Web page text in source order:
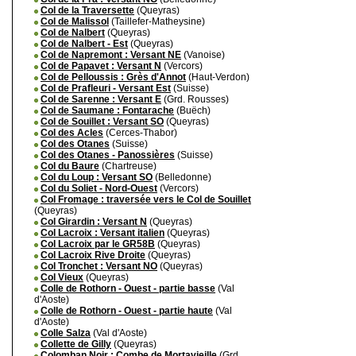
Col de la Traversette (Queyras)
Col de Malissol (Taillefer-Matheysine)
Col de Nalbert (Queyras)
Col de Nalbert - Est (Queyras)
Col de Napremont : Versant NE (Vanoise)
Col de Papavet : Versant N (Vercors)
Col de Pelloussis : Grès d'Annot (Haut-Verdon)
Col de Prafleuri - Versant Est (Suisse)
Col de Sarenne : Versant E (Grd. Rousses)
Col de Saumane : Fontarache (Buëch)
Col de Souillet : Versant SO (Queyras)
Col des Acles (Cerces-Thabor)
Col des Otanes (Suisse)
Col des Otanes - Panossières (Suisse)
Col du Baure (Chartreuse)
Col du Loup : Versant SO (Belledonne)
Col du Soliet - Nord-Ouest (Vercors)
Col Fromage : traversée vers le Col de Souillet
(Queyras)
Col Girardin : Versant N (Queyras)
Col Lacroix : Versant italien (Queyras)
Col Lacroix par le GR58B (Queyras)
Col Lacroix Rive Droite (Queyras)
Col Tronchet : Versant NO (Queyras)
Col Vieux (Queyras)
Colle de Rothorn - Ouest - partie basse (Val
d'Aoste)
Colle de Rothorn - Ouest - partie haute (Val
d'Aoste)
Colle Salza (Val d'Aoste)
Collette de Gilly (Queyras)